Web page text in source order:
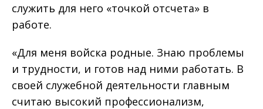
служить для него «точкой отсчета» в
работе.
«Для меня войска родные. Знаю проблемы
и трудности, и готов над ними работать. В
своей служебной деятельности главным
считаю высокий профессионализм,